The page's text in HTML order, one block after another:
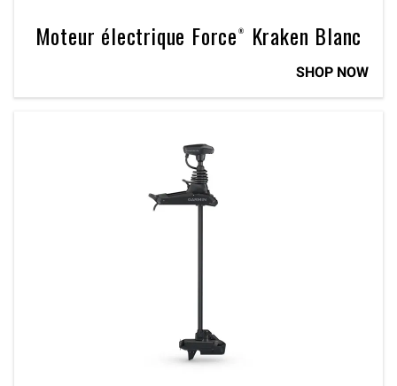
Moteur électrique Force® Kraken Blanc
SHOP NOW